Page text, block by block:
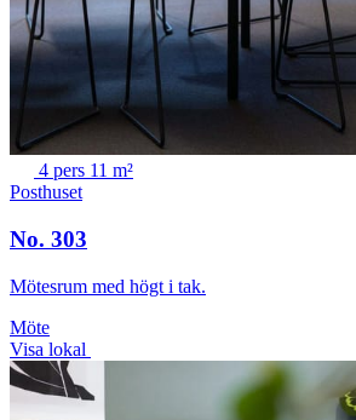
4 pers 11 m²
Posthuset
No. 303
Mötesrum med högt i tak.
Möte
Visa lokal